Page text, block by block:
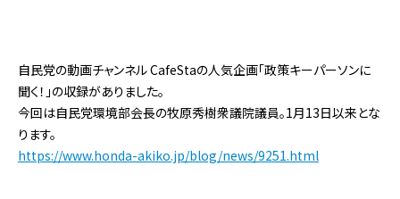
自民党の動画チャンネル CafeStaの人気企画「政策キーパーソンに
聞く！」の収録がありました。
今回は自民党環境部会長の牧原秀樹衆議院議員。1月13日以来とな
ります。
https://www.honda-akiko.jp/blog/news/9251.html